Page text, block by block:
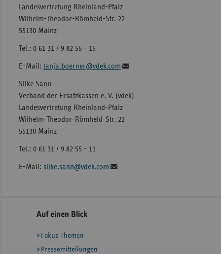
Landesvertretung Rheinland-Pfalz
Wilhelm-Theodor-Römheld-Str. 22
55130 Mainz
Tel.: 0 61 31 / 9 82 55 - 15
E-Mail: tanja.boerner@vdek.com
Silke Sann
Verband der Ersatzkassen e. V. (vdek)
Landesvertretung Rheinland-Pfalz
Wilhelm-Theodor-Römheld-Str. 22
55130 Mainz
Tel.: 0 61 31 / 9 82 55 - 11
E-Mail: silke.sann@vdek.com
Seitennavigation
Seitenleiste
weiteren
Informationen
Auf einen Blick
Fokus-Themen
Pressemitteilungen